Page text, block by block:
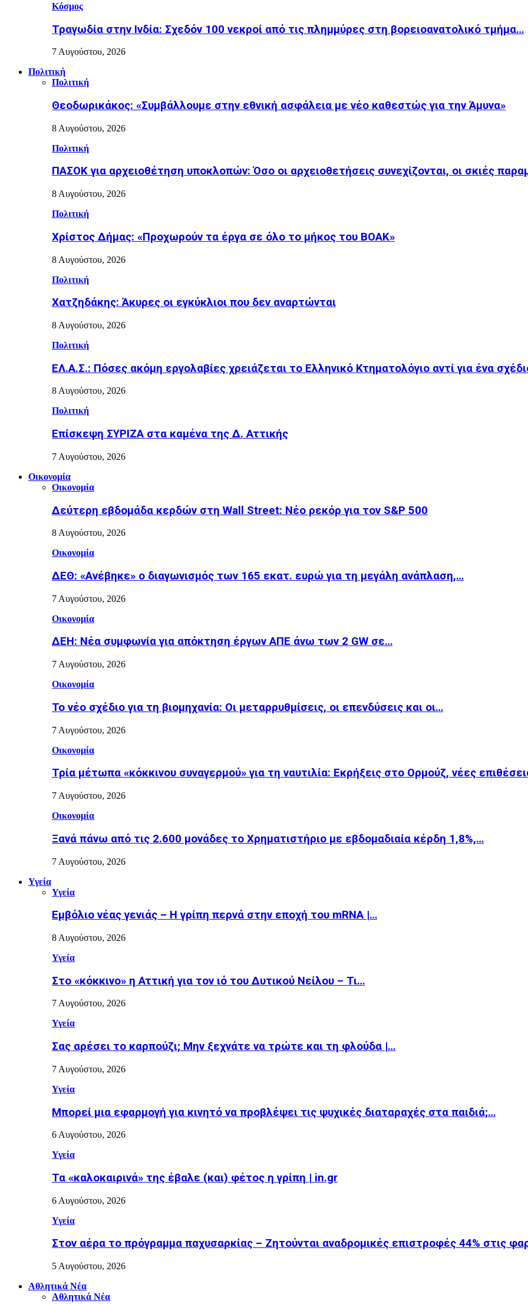
Κόσμος
Τραγωδία στην Ινδία: Σχεδόν 100 νεκροί από τις πλημμύρες στη βορειοανατολικό τμήμα…
7 Αυγούστου, 2026
Πολιτική
Πολιτική
Θεοδωρικάκος: «Συμβάλλουμε στην εθνική ασφάλεια με νέο καθεστώς για την Άμυνα»
8 Αυγούστου, 2026
Πολιτική
ΠΑΣΟΚ για αρχειοθέτηση υποκλοπών: Όσο οι αρχειοθετήσεις συνεχίζονται, οι σκιές
8 Αυγούστου, 2026
Πολιτική
Χρίστος Δήμας: «Προχωρούν τα έργα σε όλο το μήκος του ΒΟΑΚ»
8 Αυγούστου, 2026
Πολιτική
Χατζηδάκης: Άκυρες οι εγκύκλιοι που δεν αναρτώνται
8 Αυγούστου, 2026
Πολιτική
ΕΛ.Α.Σ.: Πόσες ακόμη εργολαβίες χρειάζεται το Ελληνικό Κτηματολόγιο αντί για ένα
8 Αυγούστου, 2026
Πολιτική
Επίσκεψη ΣΥΡΙΖΑ στα καμένα της Δ. Αττικής
7 Αυγούστου, 2026
Οικονομία
Οικονομία
Δεύτερη εβδομάδα κερδών στη Wall Street: Νέο ρεκόρ για τον S&P 500
8 Αυγούστου, 2026
Οικονομία
ΔΕΘ: «Ανέβηκε» ο διαγωνισμός των 165 εκατ. ευρώ για τη μεγάλη ανάπλαση,…
7 Αυγούστου, 2026
Οικονομία
ΔΕΗ: Νέα συμφωνία για απόκτηση έργων ΑΠΕ άνω των 2 GW σε…
7 Αυγούστου, 2026
Οικονομία
Το νέο σχέδιο για τη βιομηχανία: Οι μεταρρυθμίσεις, οι επενδύσεις και οι…
7 Αυγούστου, 2026
Οικονομία
Τρία μέτωπα «κόκκινου συναγερμού» για τη ναυτιλία: Εκρήξεις στο Ορμούζ, νέες
7 Αυγούστου, 2026
Οικονομία
Ξανά πάνω από τις 2.600 μονάδες το Χρηματιστήριο με εβδομαδιαία κέρδη 1,8%,…
7 Αυγούστου, 2026
Υγεία
Υγεία
Εµβόλιο νέας γενιάς – Η γρίπη περνά στην εποχή του mRNA |…
8 Αυγούστου, 2026
Υγεία
Στο «κόκκινο» η Αττική για τον ιό του Δυτικού Νείλου – Τι…
7 Αυγούστου, 2026
Υγεία
Σας αρέσει το καρπούζι; Μην ξεχνάτε να τρώτε και τη φλούδα |…
7 Αυγούστου, 2026
Υγεία
Μπορεί μια εφαρμογή για κινητό να προβλέψει τις ψυχικές διαταραχές στα παιδιά;…
6 Αυγούστου, 2026
Υγεία
Τα «καλοκαιρινά» της έβαλε (και) φέτος η γρίπη | in.gr
6 Αυγούστου, 2026
Υγεία
Στον αέρα το πρόγραμμα παχυσαρκίας – Ζητούνται αναδρομικές επιστροφές 44% στις
5 Αυγούστου, 2026
Αθλητικά Νέα
Αθλητικά Νέα